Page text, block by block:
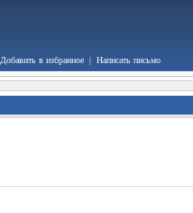
Добавить в избранное | Написать письмо